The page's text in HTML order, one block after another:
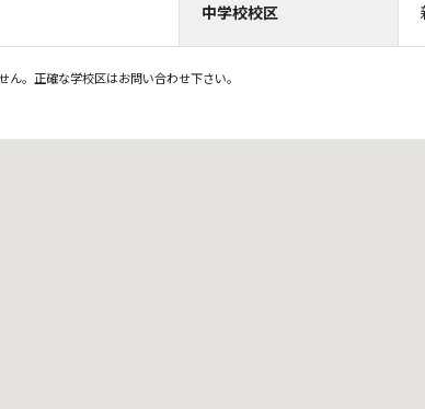
中学校校区
。正確な学校区はお問い合わせ下さい。